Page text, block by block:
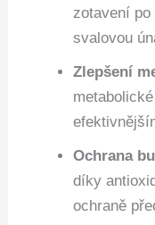
zotavení
svalovou
Zlepšení
Ochrana
díky
ochraně